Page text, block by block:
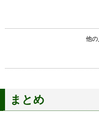
他
まとめ